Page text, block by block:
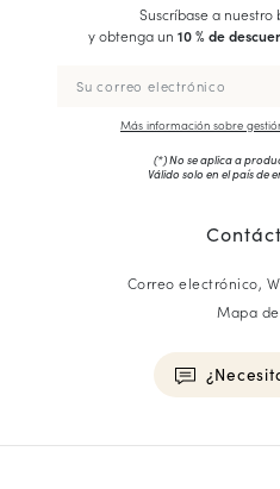
Suscríbase a
y obtenga un 10 % de
Más información sobre
(*) No se aplica a
Válido solo en el país de
Correo electrónico,
Mapa